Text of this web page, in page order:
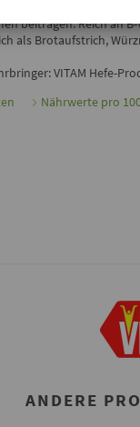
beitragen. Reich an
als Brotaufstrich,
VITAM Hefe-
Nährwerte pro
ANDERE